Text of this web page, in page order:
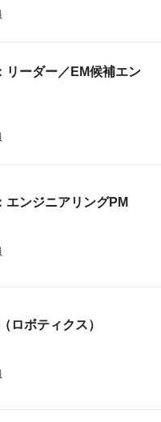
リーダー／EM候補エン
エンジニアリングPM
ロボティクス）